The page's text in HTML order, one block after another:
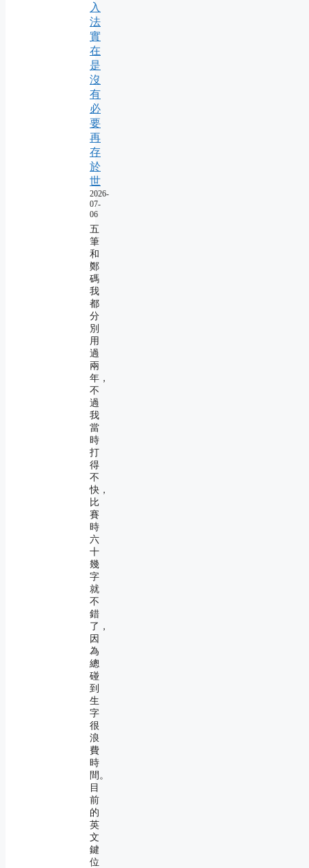
入
法
實
在
是
沒
有
必
要
再
存
於
世
2026-
07-
06
五
筆
和
鄭
碼
我
都
分
別
用
過
兩
年，
不
過
我
當
時
打
得
不
快，
比
賽
時
六
十
幾
字
就
不
錯
了，
因
為
總
碰
到
生
字
很
浪
費
時
間。
目
前
的
英
文
鍵
位